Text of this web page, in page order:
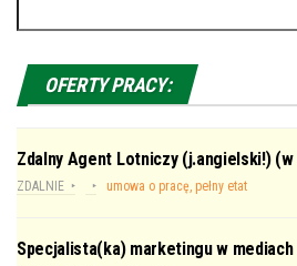
OFERTY PRACY:
Zdalny Agent Lotniczy (j.angielski!) (w
ZDALNIE umowa o pracę, pełny etat
Specjalista(ka) marketingu w